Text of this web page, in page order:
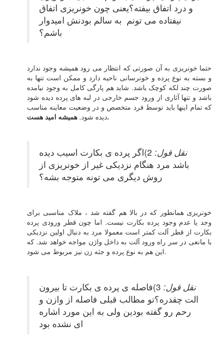
و درد اتفاق بیفته؟یعنی چون خونریزی اتفاق
نیفتاده می تونم به سالم بودنش امیدوار
باشم؟
حتما خونریزی به آن صورتی که انتظار می رود همیشه وجود ندارد
و بسته به نوع پرده و خونرسانی ناحیه دارد و ممکن است تنها به
صورت چند لکه کوچک باشد. شاید هم پارگی کامل به وجود نیامده
باشد و تنها آثاری از ورود جسم خارجی در لبه های پرده دیده شود
که تمام اینها باید توسط فرد متخصص و در وضعیت معاینه مناسب
دیده شود.همیشه امید هست.
نقل قول:
2)اگر پرده ی بکارت اسیب دیده
باشد مرد هنگام نزدیکی غیر از خونریزی از
روش دیگری می تونه متوجه بشه؟
خونریزی همانطور که در بالا هم گفته شد ، ملاک مناسبی برای
وجد یا عدم وجود پرده بکارت نیست. اما چون قطر ورودی پرده
بکارت از قطر آلت کمتر است معمولا مرد به دنبال اولین نزدیکی
با مانعی در سر راه ورود آلت به داخل واژن مواجه خواهد شد. که
این هم به نوع پرده و جثه زن نیز مربوط می شود.
نقل قول:
3)فاصله ی پرده ی بکارت تا بیرون
الت چقدره؟تو مطالب قبلی فاصله از وازن و
رحم رو گفته بودین ولی به این مورد اشاره
ای نشده بود